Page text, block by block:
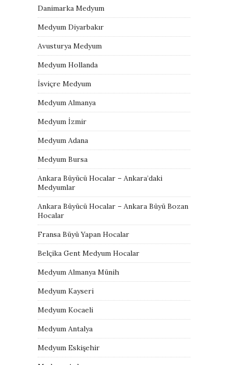
Danimarka Medyum
Medyum Diyarbakır
Avusturya Medyum
Medyum Hollanda
İsviçre Medyum
Medyum Almanya
Medyum İzmir
Medyum Adana
Medyum Bursa
Ankara Büyücü Hocalar – Ankara’daki
Medyumlar
Ankara Büyücü Hocalar – Ankara Büyü Bozan
Hocalar
Fransa Büyü Yapan Hocalar
Belçika Gent Medyum Hocalar
Medyum Almanya Münih
Medyum Kayseri
Medyum Kocaeli
Medyum Antalya
Medyum Eskişehir